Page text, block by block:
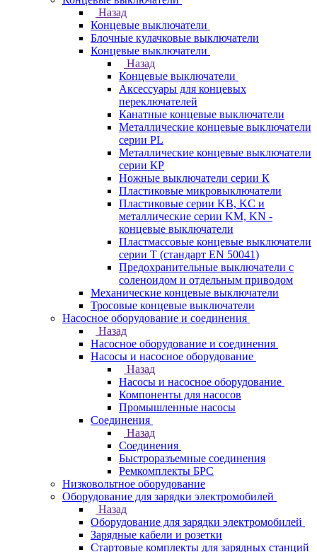
Назад
Концевые выключатели
Блочные кулачковые выключатели
Концевые выключатели
Назад
Концевые выключатели
Аксессуары для концевых
переключателей
Канатные концевые выключатели
Металлические концевые выключатели
серии PL
Металлические концевые выключатели
серии КP
Ножные выключатели серии К
Пластиковые микровыключатели
Пластиковые серии KB, KC и
металлические серии KM, KN -
концевые выключатели
Пластмассовые концевые выключатели
серии T (стандарт EN 50041)
Предохранительные выключатели с
соленоидом и отдельным приводом
Механические концевые выключатели
Тросовые концевые выключатели
Насосное оборудование и соединения
Назад
Насосное оборудование и соединения
Насосы и насосное оборудование
Назад
Насосы и насосное оборудование
Компоненты для насосов
Промышленные насосы
Соединения
Назад
Соединения
Быстроразъемные соединения
Ремкомплекты БРС
Низковольтное оборудование
Оборудование для зарядки электромобилей
Назад
Оборудование для зарядки электромобилей
Зарядные кабели и розетки
Стартовые комплекты для зарядных станций